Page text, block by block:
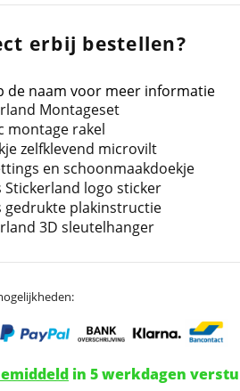
erbij bestellen?
de naam voor meer informatie
Montageset
montage rakel
zelfklevend microvilt
en schoonmaakdoekje
Stickerland logo sticker
gedrukte plakinstructie
3D sleutelhanger
in 5 werkdagen